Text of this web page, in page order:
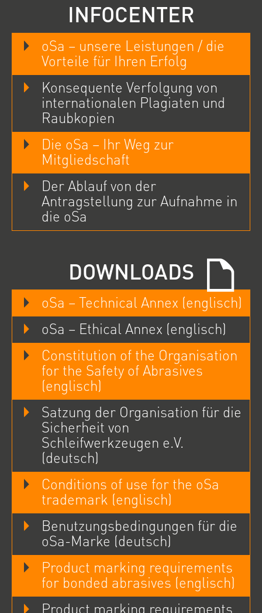
INFOCENTER
oSa – unsere Leistungen / die
Vorteile für Ihren Erfolg
Konsequente Verfolgung von
internationalen Plagiaten und
Raubkopien
Die oSa – Ihr Weg zur
Mitgliedschaft
Der Ablauf von der
Antragstellung zur Aufnahme in
die oSa
DOWNLOADS
oSa – Technical Annex (englisch)
oSa – Ethical Annex (englisch)
Constitution of the Organisation
for the Safety of Abrasives
(englisch)
Satzung der Organisation für die
Sicherheit von
Schleifwerkzeugen e.V.
(deutsch)
Conditions of use for the oSa
trademark (englisch)
Benutzungsbedingungen für die
oSa-Marke (deutsch)
Product marking requirements
for bonded abrasives (englisch)
Product marking requirements